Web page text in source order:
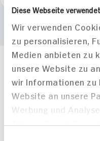
Diese Webseite
Wir verwenden
zu personalisieren,
Medien anbieten zu
unsere Website zu
wir Informationen zu
Website an unsere
Werbung und
führen diese
Häufig gestellte Fragen
Mehr Informationen in
kontakt
hit.de
Wir beantworten gerne